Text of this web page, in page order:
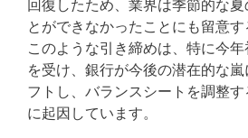
回復したため、業界は季節的な
とができなかったことにも留意す
このような引き締めは、特に今
を受け、銀行が今後の潜在的な
フトし、バランスシートを調整
に起因しています。